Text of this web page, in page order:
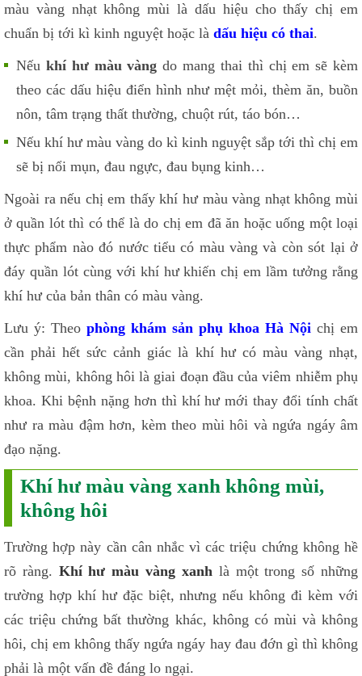
màu vàng nhạt không mùi là dấu hiệu cho thấy chị em
chuẩn bị tới kì kinh nguyệt hoặc là dấu hiệu có thai.
Nếu khí hư màu vàng do mang thai thì chị em sẽ kèm
theo các dấu hiệu điển hình như mệt mỏi, thèm ăn, buồn
nôn, tâm trạng thất thường, chuột rút, táo bón…
Nếu khí hư màu vàng do kì kinh nguyệt sắp tới thì chị em
sẽ bị nổi mụn, đau ngực, đau bụng kinh…
Ngoài ra nếu chị em thấy khí hư màu vàng nhạt không mùi
ở quần lót thì có thể là do chị em đã ăn hoặc uống một loại
thực phẩm nào đó nước tiểu có màu vàng và còn sót lại ở
đáy quần lót cùng với khí hư khiến chị em lầm tưởng rằng
khí hư của bản thân có màu vàng.
Lưu ý: Theo phòng khám sản phụ khoa Hà Nội chị em
cần phải hết sức cảnh giác là khí hư có màu vàng nhạt,
không mùi, không hôi là giai đoạn đầu của viêm nhiễm phụ
khoa. Khi bệnh nặng hơn thì khí hư mới thay đổi tính chất
như ra màu đậm hơn, kèm theo mùi hôi và ngứa ngáy âm
đạo nặng.
Khí hư màu vàng xanh không mùi,
không hôi
Trường hợp này cần cân nhắc vì các triệu chứng không hề
rõ ràng. Khí hư màu vàng xanhlà một trong số những
trường hợp khí hư đặc biệt, nhưng nếu không đi kèm với
các triệu chứng bất thường khác, không có mùi và không
hôi, chị em không thấy ngứa ngáy hay đau đớn gì thì không
phải là một vấn đề đáng lo ngại.